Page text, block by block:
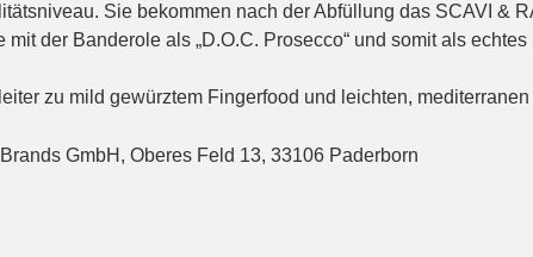
Sie bekommen nach der Abfüllung das SCAVI &
der Banderole als „D.O.C. Prosecco“ und somit als
zu mild gewürztem Fingerfood und leichten,
GmbH, Oberes Feld 13, 33106 Paderborn